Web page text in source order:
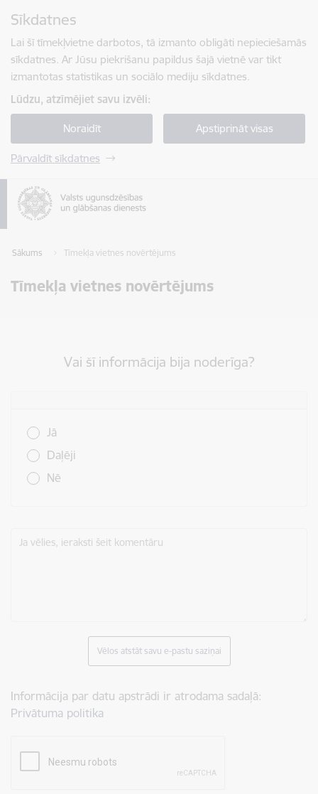
Sīkdatnes
Lai šī tīmekļvietne darbotos, tā izmanto obligāti nepieciešamās
sīkdatnes. Ar Jūsu piekrišanu papildus šajā vietnē var tikt
izmantotas statistikas un sociālo mediju sīkdatnes.
Lūdzu, atzīmējiet savu izvēli:
Noraidīt Apstiprināt visas
Pārvaldīt sīkdatnes
Sākums Tīmekļa vietnes novērtējums
Tīmekļa vietnes novērtējums
Vai šī informācija bija noderīga?
Jā
Daļēji
Nē
Ja vēlies, ieraksti šeit komentāru
Vēlos atstāt savu e-pastu saziņai
Informācija par datu apstrādi ir atrodama sadaļā:
Privātuma politika